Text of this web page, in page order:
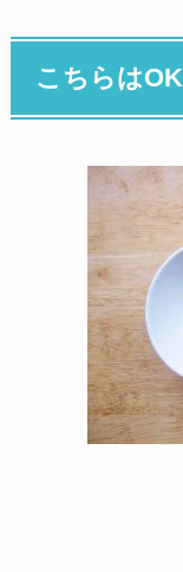
こちらは